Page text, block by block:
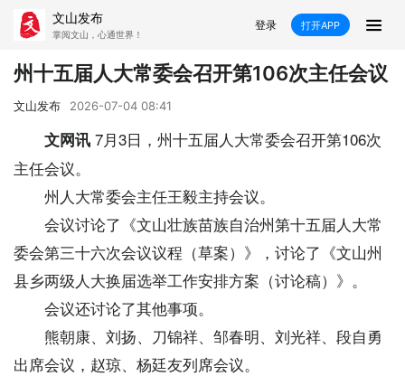
文山发布
掌阅文山，心通世界！
登录 打开APP
新闻
飞卡阅读 推荐
媒体看文山 直播 时事 专题
康养 社会 科教
县市
文山市 砚山县
马关县 丘北县 广南县
州十五届人大常委会召开第106次主任会议
文山发布 2026-07-04 08:41
文网讯 7月3日，州十五届人大常委会召开第106次
主任会议。
州人大常委会主任王毅主持会议。
会议讨论了《文山壮族苗族自治州第十五届人大常
委会第三十六次会议议程（草案）》，讨论了《文山州
县乡两级人大换届选举工作安排方案（讨论稿）》。
会议还讨论了其他事项。
熊朝康、刘扬、刀锦祥、邹春明、刘光祥、段自勇
出席会议，赵琼、杨廷友列席会议。